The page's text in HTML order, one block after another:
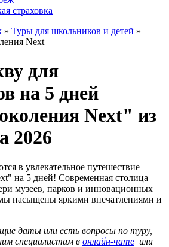
страховка
» Туры для школьников и детей »
Next
для
на 5 дней
Next" из
2026
в увлекательное путешествие
на 5 дней! Современная столица
музеев, парков и инновационных
насыщены яркими впечатлениями и
даты или есть вопросы по туру,
специалистам в онлайн-чате или